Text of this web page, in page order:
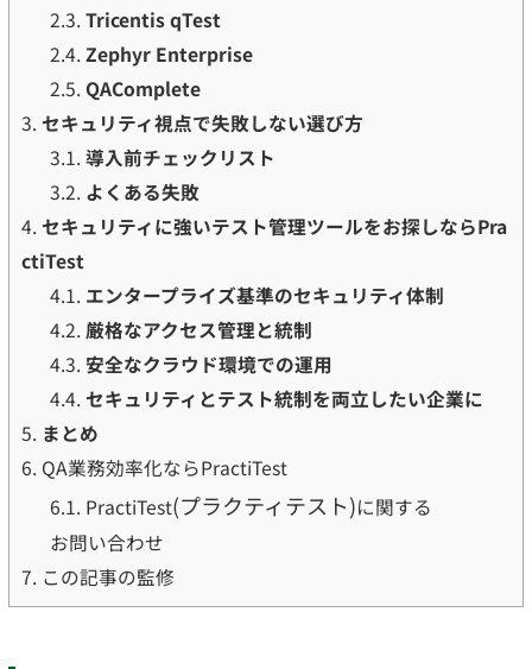
2.3. Tricentis qTest
2.4. Zephyr Enterprise
2.5. QAComplete
3. セキュリティ視点で失敗しない選び方
3.1. 導入前チェックリスト
3.2. よくある失敗
4. セキュリティに強いテスト管理ツールをお探しならPra
ctiTest
4.1. エンタープライズ基準のセキュリティ体制
4.2. 厳格なアクセス管理と統制
4.3. 安全なクラウド環境での運用
4.4. セキュリティとテスト統制を両立したい企業に
5. まとめ
6. QA業務効率化ならPractiTest
6.1. PractiTest(プラクティテスト)に関する
お問い合わせ
7. この記事の監修